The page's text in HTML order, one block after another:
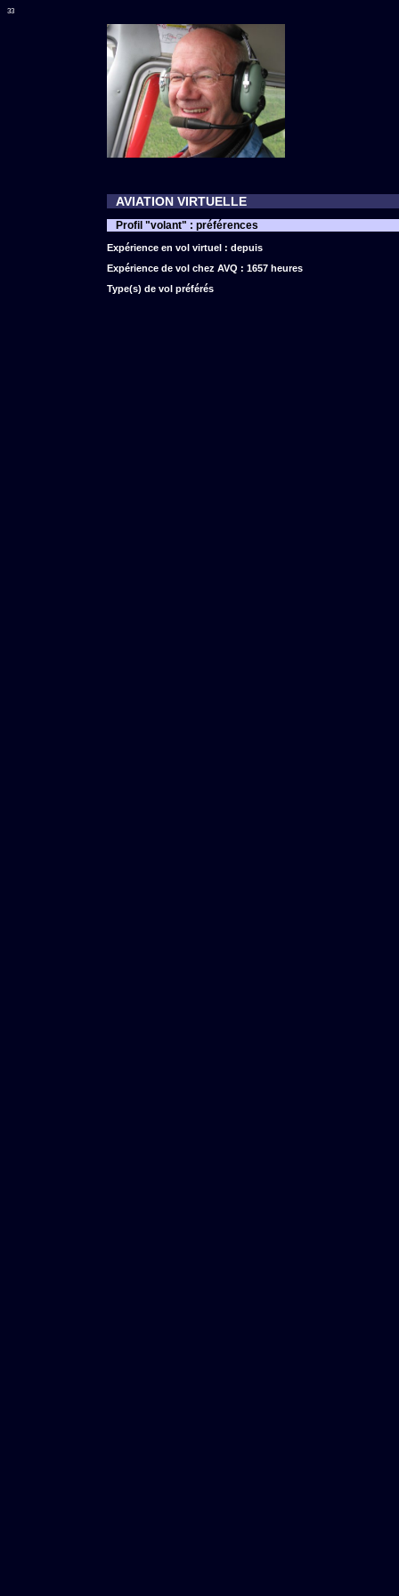
33
AVIATION VIRTUELLE
Profil "volant" : préférences
Expérience en vol virtuel : depuis
Expérience de vol chez AVQ : 1657 heures
Type(s) de vol préférés